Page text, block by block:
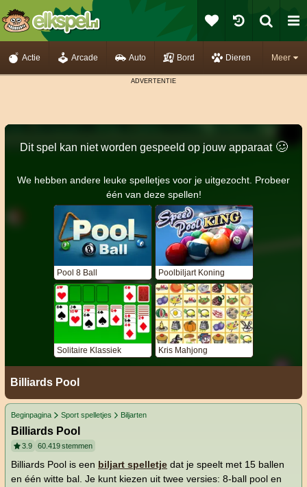
Meer
Actie Arcade Auto Bord Dieren
Dit spel kan niet worden gespeeld op jouw apparaat 🥴️
We hebben andere leuke spelletjes voor je uitgezocht. Probeer
één van deze spellen!
Pool 8 Ball Poolbiljart Koning
Solitaire Klassiek Kris Mahjong
Billiards Pool
Beginpagina Sport spelletjes Biljarten
Billiards Pool
3.9 60.419stemmen
Billiards Pool is een biljart spelletje dat je speelt met 15 ballen
en één witte bal. Je kunt kiezen uit twee versies: 8-ball pool en